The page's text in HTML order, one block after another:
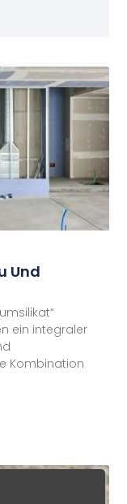
Und
ein integraler
Kombination